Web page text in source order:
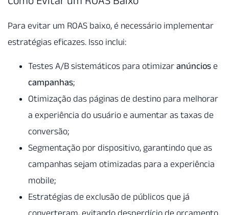
Para evitar um ROAS baixo, é necessário implementar
estratégias eficazes. Isso inclui:
Testes A/B sistemáticos para otimizar anúncios e
campanhas;
Otimização das páginas de destino para melhorar
a experiência do usuário e aumentar as taxas de
conversão;
Segmentação por dispositivo, garantindo que as
campanhas sejam otimizadas para a experiência
mobile;
Estratégias de exclusão de públicos que já
converteram, evitando desperdício de orçamento.